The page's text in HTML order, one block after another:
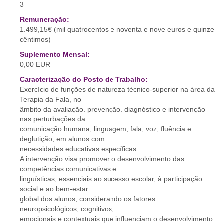
3
Remuneração:
1.499,15€ (mil quatrocentos e noventa e nove euros e quinze
cêntimos)
Suplemento Mensal:
0,00 EUR
Caracterização do Posto de Trabalho:
Exercício de funções de natureza técnico-superior na área da
Terapia da Fala, no
âmbito da avaliação, prevenção, diagnóstico e intervenção
nas perturbações da
comunicação humana, linguagem, fala, voz, fluência e
deglutição, em alunos com
necessidades educativas específicas.
A intervenção visa promover o desenvolvimento das
competências comunicativas e
linguísticas, essenciais ao sucesso escolar, à participação
social e ao bem-estar
global dos alunos, considerando os fatores
neuropsicológicos, cognitivos,
emocionais e contextuais que influenciam o desenvolvimento